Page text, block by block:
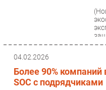
04.02.2026
Более 90%
SOC с подрядчиками